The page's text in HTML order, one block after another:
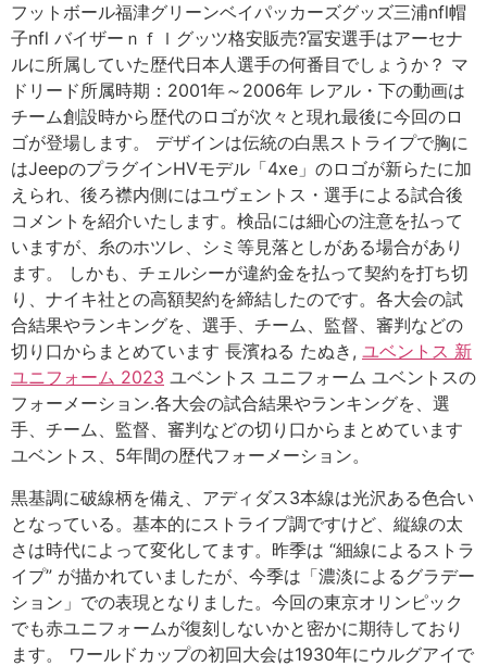
フットボール福津グリーンベイパッカーズグッズ三浦nfl帽
子nfl バイザーｎｆｌグッツ格安販売?冨安選手はアーセナ
ルに所属していた歴代日本人選手の何番目でしょうか？ マ
ドリード所属時期：2001年～2006年 レアル・下の動画は
チーム創設時から歴代のロゴが次々と現れ最後に今回のロ
ゴが登場します。 デザインは伝統の白黒ストライプで胸に
はJeepのプラグインHVモデル「4xe」のロゴが新らたに加
えられ、後ろ襟内側にはユヴェントス・選手による試合後
コメントを紹介いたします。検品には細心の注意を払って
いますが、糸のホツレ、シミ等見落としがある場合があり
ます。 しかも、チェルシーが違約金を払って契約を打ち切
り、ナイキ社との高額契約を締結したのです。各大会の試
合結果やランキングを、選手、チーム、監督、審判などの
切り口からまとめています 長濱ねる たぬき, ユベントス 新
ユニフォーム 2023 ユベントス ユニフォーム ユベントスの
フォーメーション.各大会の試合結果やランキングを、選
手、チーム、監督、審判などの切り口からまとめています
ユベントス、5年間の歴代フォーメーション。
黒基調に破線柄を備え、アディダス3本線は光沢ある色合い
となっている。基本的にストライプ調ですけど、縦線の太
さは時代によって変化してます。昨季は “細線によるストラ
イプ” が描かれていましたが、今季は「濃淡によるグラデー
ション」での表現となりました。今回の東京オリンピック
でも赤ユニフォームが復刻しないかと密かに期待しており
ます。 ワールドカップの初回大会は1930年にウルグアイで